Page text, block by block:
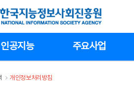
진흥원
인공지능 주요사업
>
개인정보처리방침